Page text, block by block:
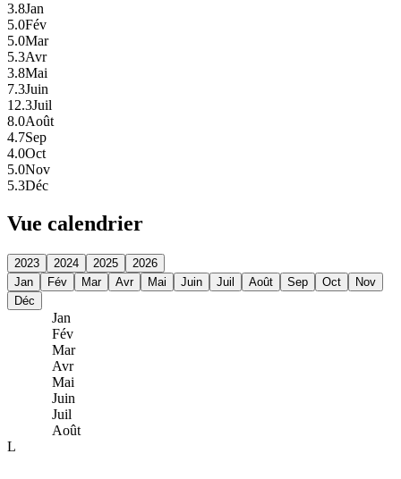
3.8Jan
5.0Fév
5.0Mar
5.3Avr
3.8Mai
7.3Juin
12.3Juil
8.0Août
4.7Sep
4.0Oct
5.0Nov
5.3Déc
Vue calendrier
2023 2024 2025
2026
Jan
Fév Mar Avr Mai Juin Juil Août Sep Oct
Nov
Déc
Jan
Fév
Mar
Avr
Mai
Juin
Juil
Août
L